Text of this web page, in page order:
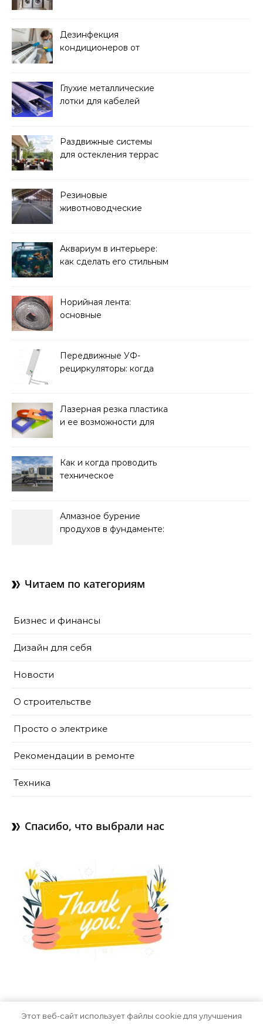
Дезинфекция
кондиционеров от
Глухие металлические
лотки для кабелей
Раздвижные системы
для остекления террас
Резиновые
животноводческие
решать
Аквариум в интерьере:
как сделать его стильным
Норийная лента:
основные
и советы по выбору
Передвижные УФ-
рециркуляторы: когда
Лазерная резка пластика
и ее возможности для
Как и когда проводить
техническое
Алмазное бурение
продухов в фундаменте:
Читаем по категориям
Бизнес и финансы
Дизайн для себя
Новости
О строительстве
Просто о электрике
Рекомендации в ремонте
Техника
Спасибо, что выбрали нас
Этот веб-сайт использует файлы cookie для улучшения